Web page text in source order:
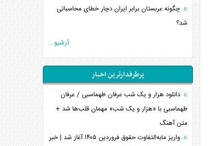
چگونه عربستان برابر ایران دچار خطای محاسباتی
شد؟
جاده ابریشم فضایی/ نفوذ راهبردی و فرازمینی
انصارالله و تثبیت معادله «محاصره برابر محاصره»
خبرنگار، خط مقدم جبهه روایت و پاسدار انسجام
ملی
مصالحه نافرجام سعودی – اماراتی
محدودیت صادرات نفت عربستان
پشت‌پرده خشم ترامپ از رسانه‌های منتقد
آرشیو...
پرطرفدارترین اخبار
دانلود هزار و یک شب عرفان طهماسبی / عرفان
طهماسبی با «هزار و یک شب» مهمان قلب‌ها شد +
متن آهنگ
واریز مابه‌التفاوت حقوق فروردین ۱۴۰۵ آغاز شد | خبر